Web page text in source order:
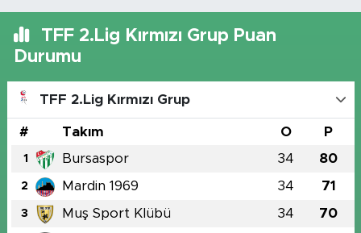
TFF 2.Lig Kırmızı Grup Puan
Durumu
TFF 2.Lig Kırmızı Grup
# Takım O P
1 Bursaspor 34 80
2 Mardin 1969 34 71
3 Muş Sport Klübü 34 70